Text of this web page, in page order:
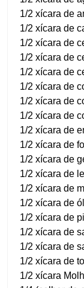
1/2 xícara de
1/2 xícara de
1/2 xícara de
1/2 xícara de
1/2 xícara de
1/2 xícara de
1/2 xícara de
1/2 xícara de
1/2 xícara de
1/2 xícara de
1/2 xícara de
1/2 xícara de
1/2 xícara de
1/2 xícara de
1/2 xícara de
1/2 xícara de
1/2 xícara de
1/2 xícara de
1/2 xícara